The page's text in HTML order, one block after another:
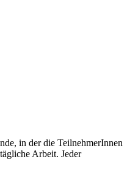
in der die TeilnehmerInnen
Arbeit. Jeder